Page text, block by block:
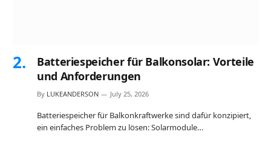
Batteriespeicher für Balkonsolar: Vorteile
und Anforderungen
By LUKEANDERSON July 25, 2026
Batteriespeicher für Balkonkraftwerke sind dafür konzipiert,
ein einfaches Problem zu lösen: Solarmodule…